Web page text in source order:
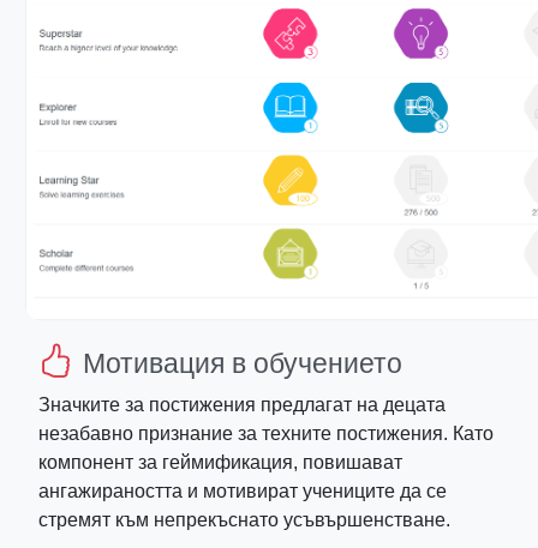
Мотивация в обучението
Значките за постижения предлагат на децата
незабавно признание за техните постижения. Като
компонент за геймификация, повишават
ангажираността и мотивират учениците да се
стремят към непрекъснато усъвършенстване.